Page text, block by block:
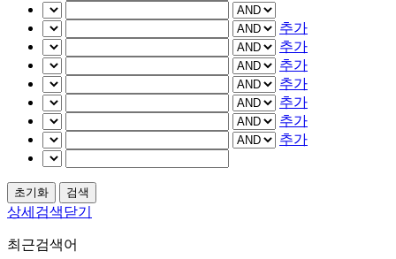
추가
추가
추가
추가
추가
추가
추가
상세검색닫기
최근검색어